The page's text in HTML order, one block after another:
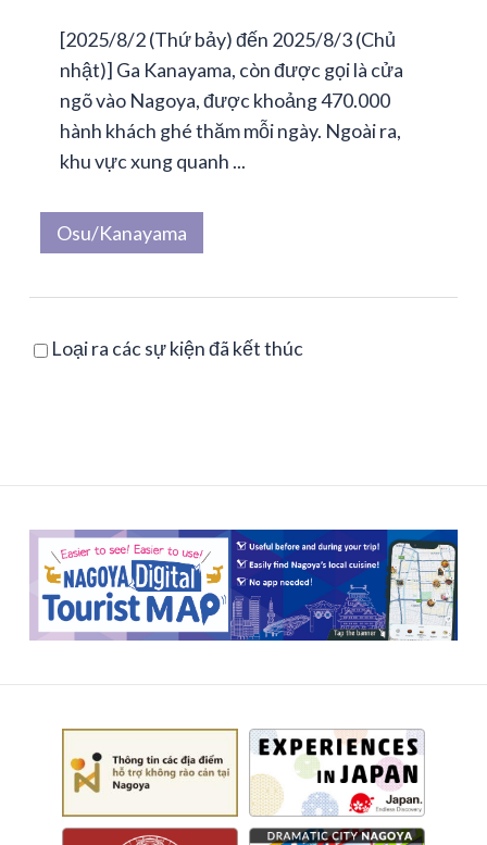
[2025/8/2 (Thứ bảy) đến 2025/8/3 (Chủ
nhật)] Ga Kanayama, còn được gọi là cửa
ngõ vào Nagoya, được khoảng 470.000
hành khách ghé thăm mỗi ngày. Ngoài ra,
khu vực xung quanh ...
Osu/Kanayama
Loại ra các sự kiện đã kết thúc